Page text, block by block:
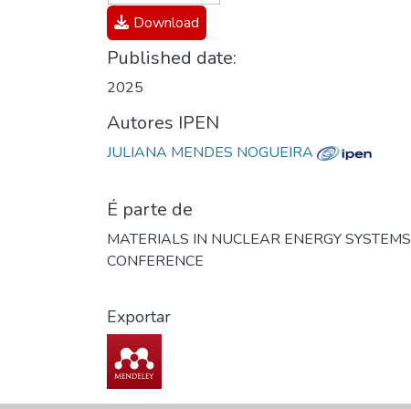
Download
Published date:
2025
Autores IPEN
JULIANA MENDES NOGUEIRA
É parte de
MATERIALS IN NUCLEAR ENERGY SYSTEMS
CONFERENCE
Exportar